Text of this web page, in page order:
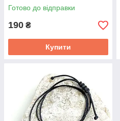
Готово до відправки
190 ₴
Купити